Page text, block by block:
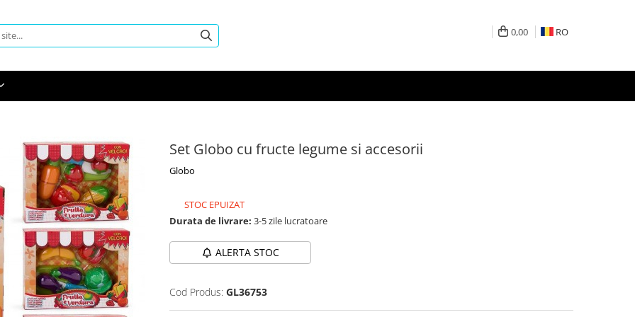
0,00 RO
Set Globo cu fructe legume si accesorii
Globo
STOC EPUIZAT
Durata de livrare: 3-5 zile lucratoare
ALERTA STOC
Cod Produs: GL36753